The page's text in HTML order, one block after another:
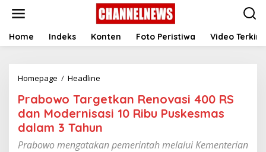
t
Home Indeks Konten Foto Peristiwa Video Terkini
Homepage / Headline
a
b
o
w
o
Prabowo Targetkan Renovasi 400 RS
dan Modernisasi 10 Ribu Puskesmas
dalam 3 Tahun
Prabowo mengatakan pemerintah melalui Kementerian